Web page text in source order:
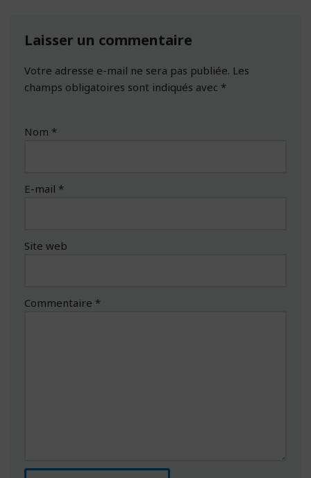
Laisser un commentaire
Votre adresse e-mail ne sera pas publiée. Les
champs obligatoires sont indiqués avec *
Nom *
E-mail *
Site web
Commentaire *